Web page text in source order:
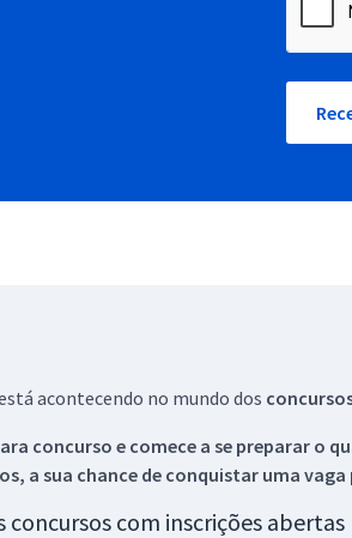
acontecendo no mundo dos
concurso e comece a se preparar o
a sua chance de conquistar uma vaga
com inscrições abertas